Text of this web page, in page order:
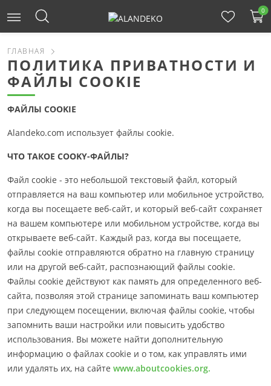
0
ГЛАВНАЯ
ПОЛИТИКА ПРИВАТНОСТИ И
ФАЙЛЫ COOKIE
ФАЙЛЫ COOKIE
Alandeko.com использует файлы cookie.
ЧТО ТАКОЕ COOKY-ФАЙЛЫ?
Файл cookie - это небольшой текстовый файл, который
отправляется на ваш компьютер или мобильное устройство,
когда вы посещаете веб-сайт, и который веб-сайт сохраняет
на вашем компьютере или мобильном устройстве, когда вы
открываете веб-сайт. Каждый раз, когда вы посещаете,
файлы cookie отправляются обратно на главную страницу
или на другой веб-сайт, распознающий файлы cookie.
Файлы cookie действуют как память для определенного веб-
сайта, позволяя этой странице запоминать ваш компьютер
при следующем посещении, включая файлы cookie, чтобы
запомнить ваши настройки или повысить удобство
использования. Вы можете найти дополнительную
информацию о файлах cookie и о том, как управлять ими
или удалять их, на сайте www.aboutcookies.org.